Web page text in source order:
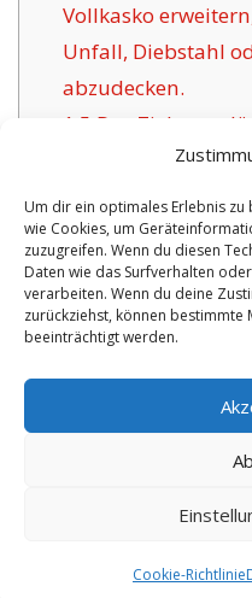
Um dir ein optimales Erlebnis
wie Cookies, um
zuzugreifen. Wenn du diesen
Daten wie das Surfverhalten
verarbeiten. Wenn du deine
zurückziehst, können bestimmte
beeinträchtigt werden.
Cookie-Richtlinie
Vollkasko
Unfall, Diebstahl
abzudecken.
1.5 Das Ziel
1.6
Positive
Borken:
1.6.1
No tags for this post.
Copyright 2026 by digi-